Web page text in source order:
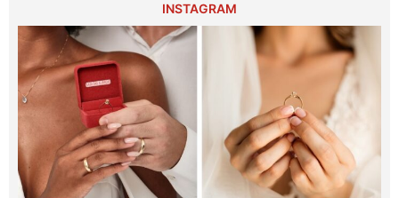
INSTAGRAM